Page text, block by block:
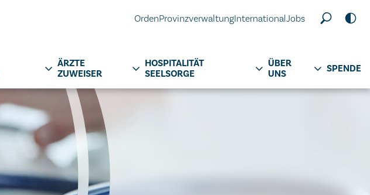
OrdenProvinzverwaltungInternationalJobs
ÄRZTE
ZUWEISER
HOSPITALITÄT
SEELSORGE
ÜBER
UNS
SPENDE